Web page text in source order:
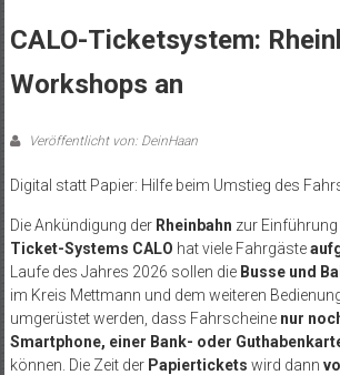
CALO-Ticketsystem:
Workshops an
Veröffentlicht von: DeinHaan
Digital statt Papier: Hilfe beim Umstieg des
Die Ankündigung der Rheinbahn zur Einführung
Ticket-Systems CALO hat viele Fahrgäste
Laufe des Jahres 2026 sollen die Busse und
im Kreis Mettmann und dem weiteren
umgerüstet werden, dass Fahrscheine nur
Smartphone, einer Bank- oder
können. Die Zeit der Papiertickets wird dann